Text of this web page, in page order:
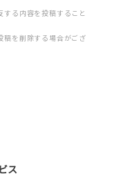
る内容を投稿すること
稿を削除する場合がござ
ス